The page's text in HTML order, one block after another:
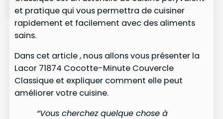
et pratique qui vous permettra de cuisiner
rapidement et facilement avec des aliments
sains.
Dans cet article , nous allons vous présenter la
Lacor 71874 Cocotte-Minute Couvercle
Classique et expliquer comment elle peut
améliorer votre cuisine.
“Vous cherchez quelque chose à